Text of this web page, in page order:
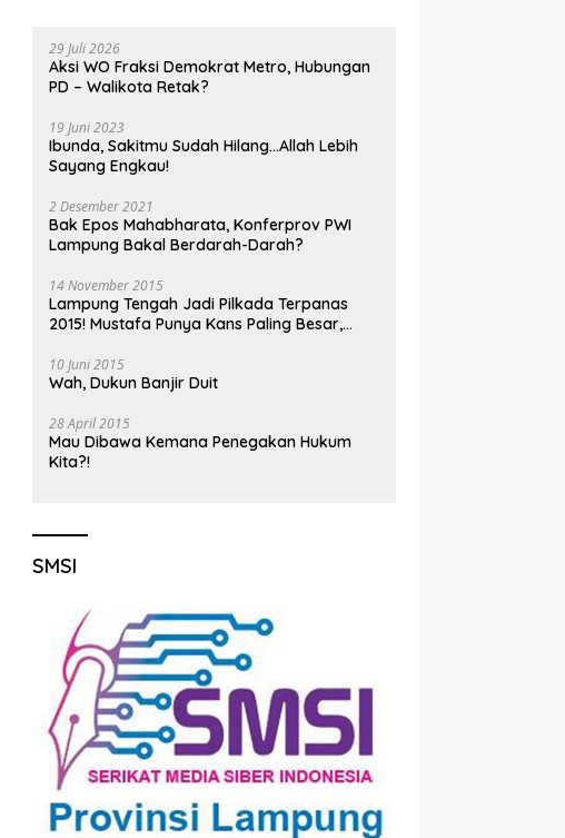
29 Juli 2026
Aksi WO Fraksi Demokrat Metro, Hubungan
PD – Walikota Retak?
19 Juni 2023
Ibunda, Sakitmu Sudah Hilang…Allah Lebih
Sayang Engkau!
2 Desember 2021
Bak Epos Mahabharata, Konferprov PWI
Lampung Bakal Berdarah-Darah?
14 November 2015
Lampung Tengah Jadi Pilkada Terpanas
2015! Mustafa Punya Kans Paling Besar,
10 Juni 2015
Wah, Dukun Banjir Duit
28 April 2015
Mau Dibawa Kemana Penegakan Hukum
Kita?!
SMSI